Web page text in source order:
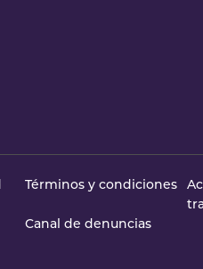
Términos y condiciones
Canal de denuncias